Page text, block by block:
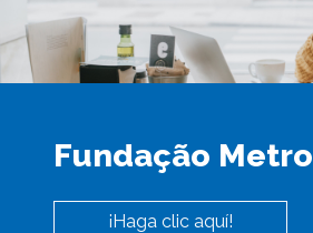
Fundação Metro
¡Haga clic aquí!